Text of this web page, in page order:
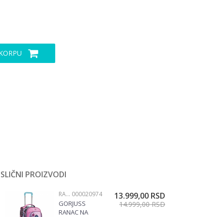
SLIČNI PROIZVODI
RANČEVI NA TOČKIĆE 000020974
GORJUSS
RANAC NA
13.999,00 RSD
14.999,00RSD